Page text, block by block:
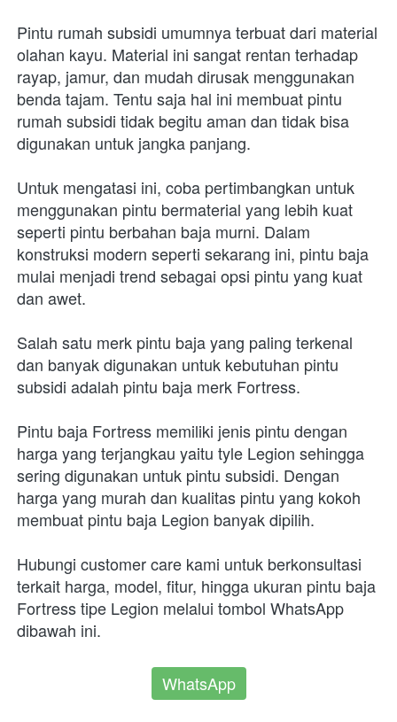
Pintu rumah subsidi umumnya terbuat dari material
olahan kayu. Material ini sangat rentan terhadap
rayap, jamur, dan mudah dirusak menggunakan
benda tajam. Tentu saja hal ini membuat pintu
rumah subsidi tidak begitu aman dan tidak bisa
digunakan untuk jangka panjang.
Untuk mengatasi ini, coba pertimbangkan untuk
menggunakan pintu bermaterial yang lebih kuat
seperti pintu berbahan baja murni. Dalam
konstruksi modern seperti sekarang ini, pintu baja
mulai menjadi trend sebagai opsi pintu yang kuat
dan awet.
Salah satu merk pintu baja yang paling terkenal
dan banyak digunakan untuk kebutuhan pintu
subsidi adalah pintu baja merk Fortress.
Pintu baja Fortress memiliki jenis pintu dengan
harga yang terjangkau yaitu tyle Legion sehingga
sering digunakan untuk pintu subsidi. Dengan
harga yang murah dan kualitas pintu yang kokoh
membuat pintu baja Legion banyak dipilih.
Hubungi customer care kami untuk berkonsultasi
terkait harga, model, fitur, hingga ukuran pintu baja
Fortress tipe Legion melalui tombol WhatsApp
dibawah ini.
WhatsApp